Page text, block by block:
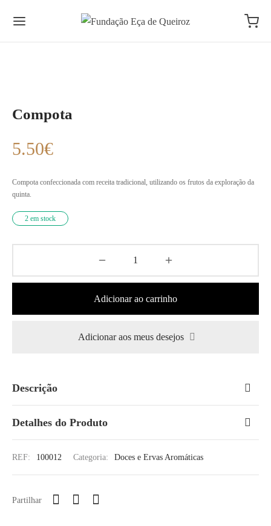
Compota
5.50€
Compota confeccionada com receita tradicional, utilizando os frutos da exploração da
quinta.
2 em stock
Adicionar ao carrinho
Adicionar aos meus desejos
Descrição
Detalhes do Produto
REF: 100012 Categoria: Doces e Ervas Aromáticas
Partilhar